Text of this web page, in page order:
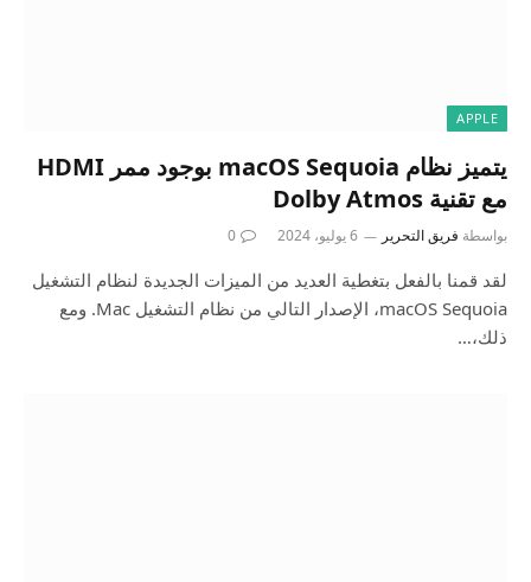
APPLE
يتميز نظام macOS Sequoia بوجود ممر HDMI
مع تقنية Dolby Atmos
بواسطة فريق التحرير 6 يوليو، 2024 0
لقد قمنا بالفعل بتغطية العديد من الميزات الجديدة لنظام التشغيل
macOS Sequoia، الإصدار التالي من نظام التشغيل Mac. ومع
ذلك،…